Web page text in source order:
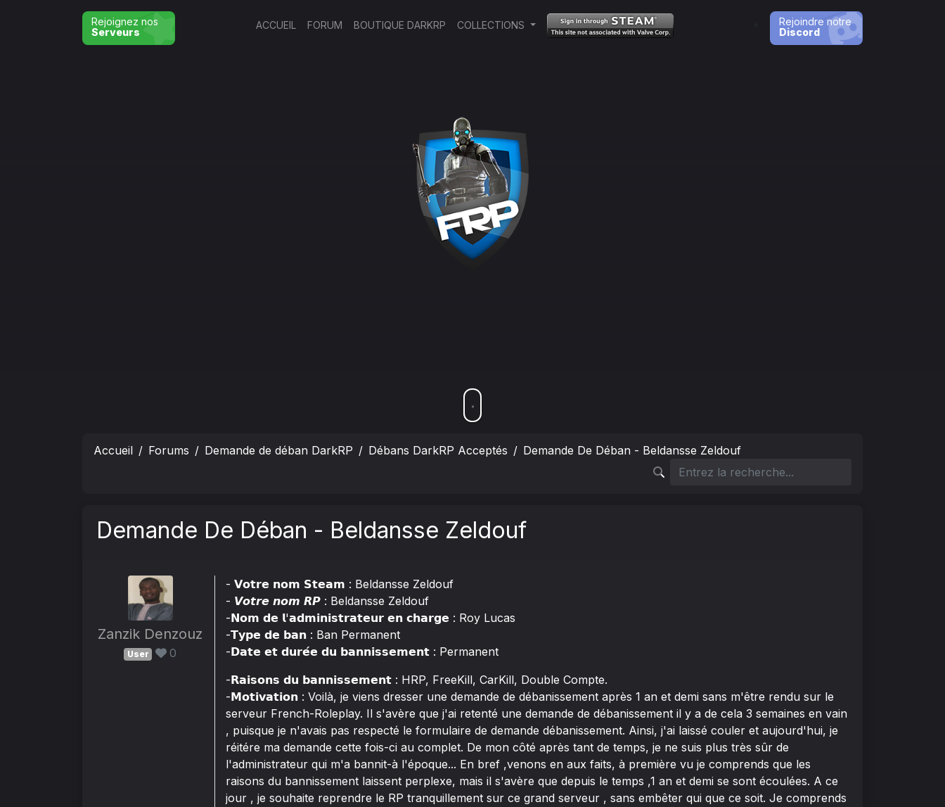
Rejoignez nos
Serveurs
ACCUEIL FORUM BOUTIQUE DARKRP COLLECTIONS
Rejoindre notre
Discord
Accueil Forums Demande de déban DarkRP Débans DarkRP Acceptés Demande De Déban - Beldansse Zeldouf
Demande De Déban - Beldansse Zeldouf
Zanzik Denzouz
User 0
- 𝗩𝗼𝘁𝗿𝗲 𝗻𝗼𝗺 𝗦𝘁𝗲𝗮𝗺 : Beldansse Zeldouf
- 𝙑𝙤𝙩𝙧𝙚 𝙣𝙤𝙢 𝙍𝙋 : Beldansse Zeldouf
-𝗡𝗼𝗺 𝗱𝗲 𝗹'𝗮𝗱𝗺𝗶𝗻𝗶𝘀𝘁𝗿𝗮𝘁𝗲𝘂𝗿 𝗲𝗻 𝗰𝗵𝗮𝗿𝗴𝗲 : Roy Lucas
-𝗧𝘆𝗽𝗲 𝗱𝗲 𝗯𝗮𝗻 : Ban Permanent
-𝗗𝗮𝘁𝗲 𝗲𝘁 𝗱𝘂𝗿𝗲́𝗲 𝗱𝘂 𝗯𝗮𝗻𝗻𝗶𝘀𝘀𝗲𝗺𝗲𝗻𝘁 : Permanent
-𝗥𝗮𝗶𝘀𝗼𝗻𝘀 𝗱𝘂 𝗯𝗮𝗻𝗻𝗶𝘀𝘀𝗲𝗺𝗲𝗻𝘁 : HRP, FreeKill, CarKill, Double Compte.
-𝗠𝗼𝘁𝗶𝘃𝗮𝘁𝗶𝗼𝗻 : Voilà, je viens dresser une demande de débanissement après 1 an et demi sans m'être rendu sur le
serveur French-Roleplay. Il s'avère que j'ai retenté une demande de débanissement il y a de cela 3 semaines en vain
, puisque je n'avais pas respecté le formulaire de demande débanissement. Ainsi, j'ai laissé couler et aujourd'hui, je
réitére ma demande cette fois-ci au complet. De mon côté après tant de temps, je ne suis plus très sûr de
l'administrateur qui m'a bannit-à l'époque... En bref ,venons en aux faits, à première vu je comprends que les
raisons du bannissement laissent perplexe, mais il s'avère que depuis le temps ,1 an et demi se sont écoulées. A ce
jour , je souhaite reprendre le RP tranquillement sur ce grand serveur , sans embêter qui que ce soit. Je comprends